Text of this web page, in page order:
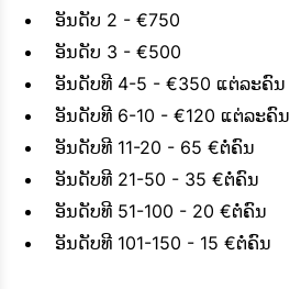
ອັນດັບ 2 - €750
ອັນດັບ 3 - €500
ອັນດັບທີ 4-5 - €350 ແຕ່ລະຄົນ
ອັນດັບທີ 6-10 - €120 ແຕ່ລະຄົນ
ອັນດັບທີ 11-20 - 65 €ຕໍ່ຄົນ
ອັນດັບທີ 21-50 - 35 €ຕໍ່ຄົນ
ອັນດັບທີ 51-100 - 20 €ຕໍ່ຄົນ
ອັນດັບທີ 101-150 - 15 €ຕໍ່ຄົນ